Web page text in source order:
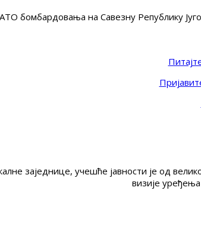
бомбардовања на Савезну Републику
заједнице, учешће јавности је од
визије